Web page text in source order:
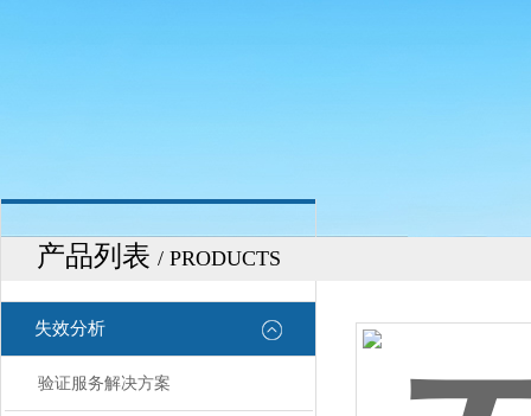
产品列表 / PRODUCTS
失效分析
验证服务解决方案